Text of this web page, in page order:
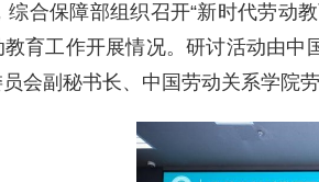
综合保障部组织召开“新时代劳动
教育工作开展情况。研讨活动由
会副秘书长、中国劳动关系学院